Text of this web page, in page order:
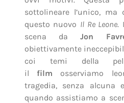
sottolineare l’unico, ma
questo nuovo Il Re Leone.
scena daJon
obiettivamente
coi temi della
il film osserviamo
tragedia, senza alcuna
quando assistiamo a